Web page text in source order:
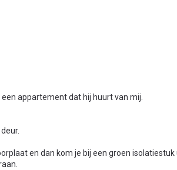
appartement dat hij huurt van mij.
en dan kom je bij een groen